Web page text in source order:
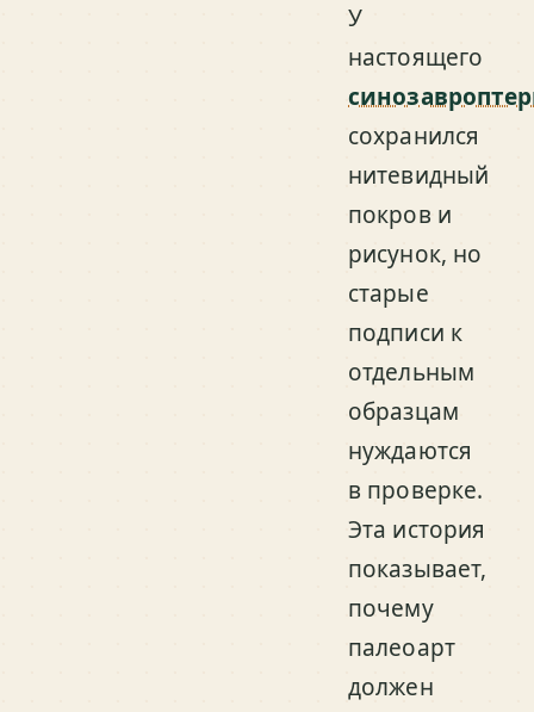
У
настоящего
сохранился
нитевидный
покров и
рисунок, но
старые
подписи к
отдельным
образцам
нуждаются
в проверке.
Эта история
показывает,
почему
палеоарт
должен